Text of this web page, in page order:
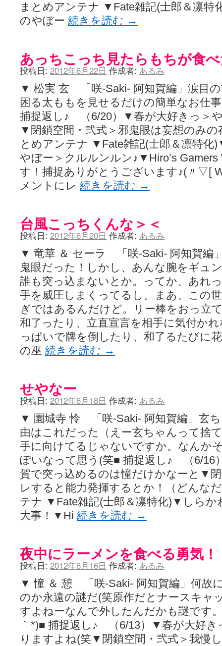
まとめアンテナ ▼Fate雑記(士郎＆凛
のやぼー 続きを読む →
あっちこっち見たらもちが食
投稿日: 2012年6月22日 作成者: あるみ
▼ 松実 玄 「咲-Saki- 阿知賀編」涙目
困る太ももを見せるだけの簡単なお仕
捕捉返し♪ （6/20）▼春が大好きっ＞
▼閉鎖空間・弐式＞邪鬼眼は妄想のみ
とめアンテナ ▼Fate雑記(士郎＆凛特
やぼー＞クルルンルン♪▼Hiro’s
す！捕捉ありがとうございます♪(〃▽[
メントにレ 続きを読む →
台風こっちくんな＞＜
投稿日: 2012年6月20日 作成者: あるみ
▼ 竜華 ＆ セーラ 「咲-Saki- 阿知賀編
鬼眼だった！しかし、あんな腕をギュ
誰も突っ込まないとか。ってか、あれ
手を威圧しまくってるし。まあ、この
ぎではあるんだけど。リー棒をおっ立
和了ったり、立直宣言を相手に気付か
っぱいで牌を倒したり、和了るたびに
の巫 続きを読む →
せやなー
投稿日: 2012年6月18日 作成者: あるみ
▼ 園城寺 怜 「咲-Saki- 阿知賀編」玄
由はこれだった（えー玄ちゃんって捨
手に向けてるじゃないですか。なんか
ぽいなって思う(笑■ 捕捉返し♪ （6/16
賀で突っ込めるのは憧だけかなーと▼
レすると能力発揮するとか！（どんな
テナ ▼Fate雑記(士郎＆凛特化)▼しらか
大事！▼Hi 続きを読む →
夜中にラーメンを食べる勇気！
投稿日: 2012年6月16日 作成者: あるみ
▼ 憧 ＆ 憩 「咲-Saki- 阿知賀編」何故
のか永遠の謎だ(笑原作だとナースキャ
すよねーなんで外したんだかも謎です
｀*)■ 捕捉返し♪ （6/13）▼春が大好き
りますよね(笑▼閉鎖空間・弐式＞我慢